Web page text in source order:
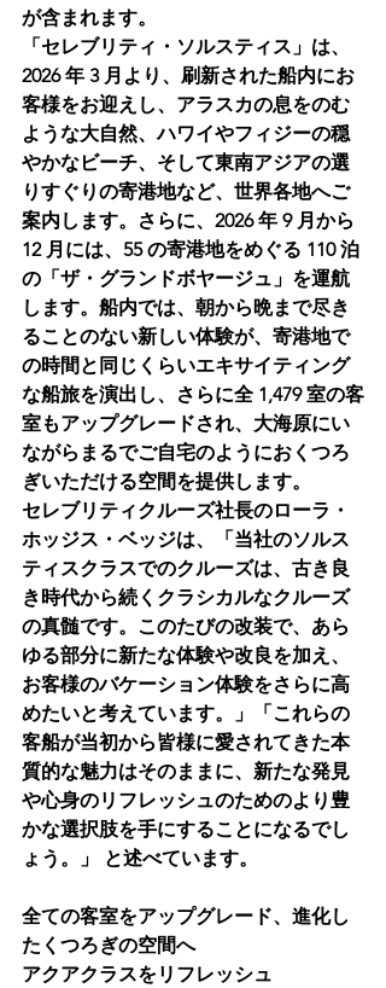
が含まれます。
「セレブリティ・ソルスティス」は、
2026 年 3 月より、刷新された船内にお
客様をお迎えし、アラスカの息をのむ
ような大自然、ハワイやフィジーの穏
やかなビーチ、そして東南アジアの選
りすぐりの寄港地など、世界各地へご
案内します。さらに、2026 年 9 月から
12 月には、55 の寄港地をめぐる 110 泊
の「ザ・グランドボヤージュ」を運航
します。船内では、朝から晩まで尽き
ることのない新しい体験が、寄港地で
の時間と同じくらいエキサイティング
な船旅を演出し、さらに全 1,479 室の客
室もアップグレードされ、大海原にい
ながらまるでご自宅のようにおくつろ
ぎいただける空間を提供します。
セレブリティクルーズ社長のローラ・
ホッジス・ベッジは、「当社のソルス
ティスクラスでのクルーズは、古き良
き時代から続くクラシカルなクルーズ
の真髄です。このたびの改装で、あら
ゆる部分に新たな体験や改良を加え、
お客様のバケーション体験をさらに高
めたいと考えています。」「これらの
客船が当初から皆様に愛されてきた本
質的な魅力はそのままに、新たな発見
や心身のリフレッシュのためのより豊
かな選択肢を手にすることになるでし
ょう。」 と述べています。
全ての客室をアップグレード、進化し
たくつろぎの空間へ
アクアクラスをリフレッシュ